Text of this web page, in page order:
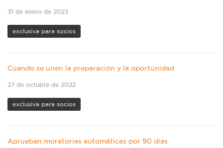
31 de enero de 2023
exclusiva para socios
Cuando se unen la preparación y la oportunidad
27 de octubre de 2022
exclusiva para socios
Aprueban moratorias automáticas por 90 días